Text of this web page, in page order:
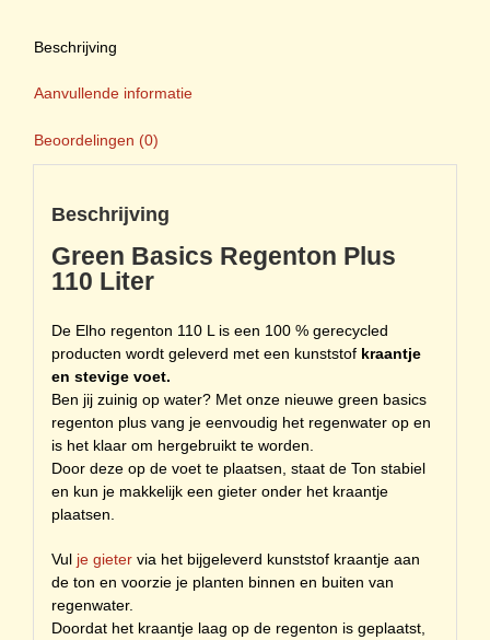
Beschrijving
Aanvullende informatie
Beoordelingen (0)
Beschrijving
Green Basics Regenton Plus
110 Liter
De Elho regenton 110 L is een 100 % gerecycled
producten wordt geleverd met een kunststof kraantje
en stevige voet.
Ben jij zuinig op water? Met onze nieuwe green basics
regenton plus vang je eenvoudig het regenwater op en
is het klaar om hergebruikt te worden.
Door deze op de voet te plaatsen, staat de Ton stabiel
en kun je makkelijk een gieter onder het kraantje
plaatsen.
Vul je gietervia het bijgeleverd kunststof kraantje aan
de ton en voorzie je planten binnen en buiten van
regenwater.
Doordat het kraantje laag op de regenton is geplaatst,